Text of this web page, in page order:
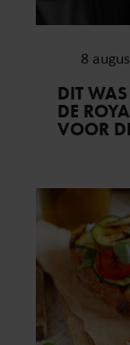
8
DIT
DE
VOOR